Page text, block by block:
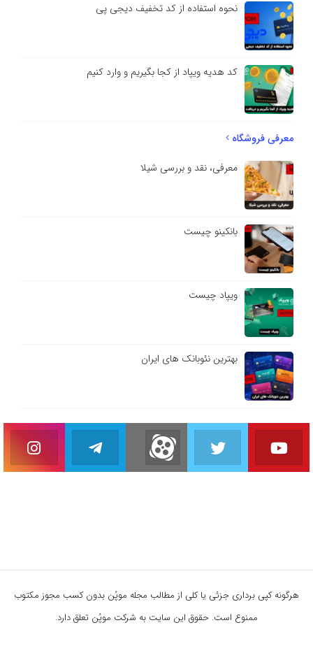
نحوه استفاده از کد تخفیف دیجی پی
کد هدیه ویپاد از کجا بگیریم و وارد کنیم
معرفی فروشگاه
معرفی، نقد و بررسی شیلا
بانکینو چیست
ویپاد چیست
بهترین نئوبانک های ایران
هرگونه کپی برداری جزئی یا کلی از مطالب مجله موپُن بدون کسب مجوز مکتوب
ممنوع است. حقوق این سایت به شرکت موپُن تعلق دارد.